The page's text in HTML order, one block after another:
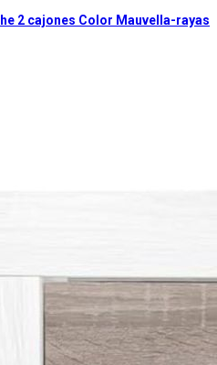
2 cajones Color Mauvella-rayas